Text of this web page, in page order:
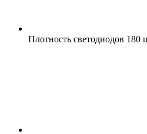
Плотность светодиодов 180